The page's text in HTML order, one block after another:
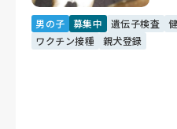
男の子 募集中 遺伝子検査
ワクチン接種
親犬登録